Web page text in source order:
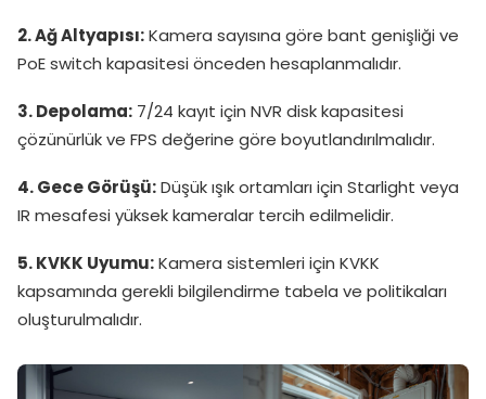
2. Ağ Altyapısı:Kamera sayısına göre bant genişliği ve
PoE switch kapasitesi önceden hesaplanmalıdır.
3. Depolama: 7/24 kayıt için NVR disk kapasitesi
çözünürlük ve FPS değerine göre boyutlandırılmalıdır.
4. Gece Görüşü:Düşük ışık ortamları için Starlight veya
IR mesafesi yüksek kameralar tercih edilmelidir.
5. KVKK Uyumu:Kamera sistemleri için KVKK
kapsamında gerekli bilgilendirme tabela ve politikaları
oluşturulmalıdır.